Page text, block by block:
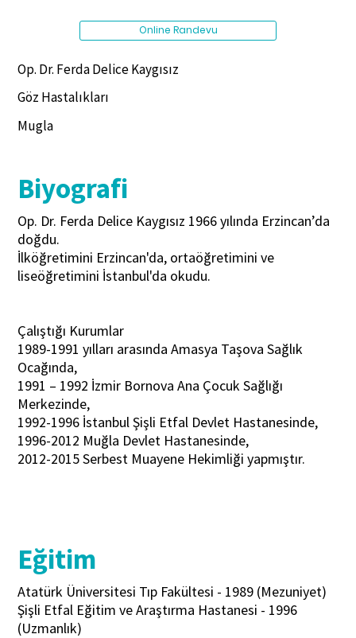
Op. Dr. Ferda Delice Kaygısız
Göz Hastalıkları
Mugla
Biyografi
Op. Dr. Ferda Delice Kaygısız 1966 yılında Erzincan’da
doğdu.
İlköğretimini Erzincan'da, ortaöğretimini ve
liseöğretimini İstanbul'da okudu.
Çalıştığı Kurumlar
1989-1991 yılları arasında Amasya Taşova Sağlık
Ocağında,
1991 – 1992 İzmir Bornova Ana Çocuk Sağlığı
Merkezinde,
1992-1996 İstanbul Şişli Etfal Devlet Hastanesinde,
1996-2012 Muğla Devlet Hastanesinde,
2012-2015 Serbest Muayene Hekimliği yapmıştır.
Eğitim
Atatürk Üniversitesi Tıp Fakültesi - 1989 (Mezuniyet)
Şişli Etfal Eğitim ve Araştırma Hastanesi - 1996
(Uzmanlık)
Online Randevu